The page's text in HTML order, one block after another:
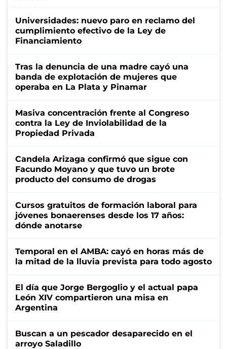
Universidades: nuevo paro en reclamo del
cumplimiento efectivo de la Ley de
Financiamiento
Tras la denuncia de una madre cayó una
banda de explotación de mujeres que
operaba en La Plata y Pinamar
Masiva concentración frente al Congreso
contra la Ley de Inviolabilidad de la
Propiedad Privada
Candela Arizaga confirmó que sigue con
Facundo Moyano y que tuvo un brote
producto del consumo de drogas
Cursos gratuitos de formación laboral para
jóvenes bonaerenses desde los 17 años:
dónde anotarse
Temporal en el AMBA: cayó en horas más de
la mitad de la lluvia prevista para todo agosto
El día que Jorge Bergoglio y el actual papa
León XIV compartieron una misa en
Argentina
Buscan a un pescador desaparecido en el
arroyo Saladillo